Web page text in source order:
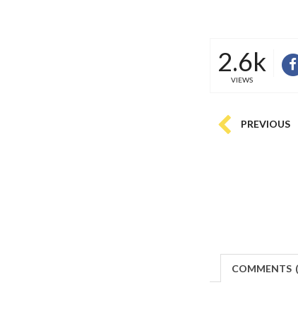
2.6k
VIEWS
PREVIOUS
COMMENTS (